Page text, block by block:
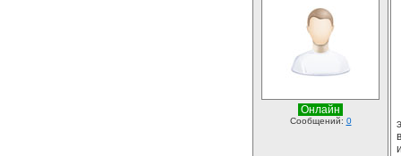
Онлайн
Сообщений: 0